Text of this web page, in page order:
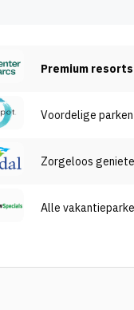
Premium resorts
Voordelige parken
Zorgeloos
Alle